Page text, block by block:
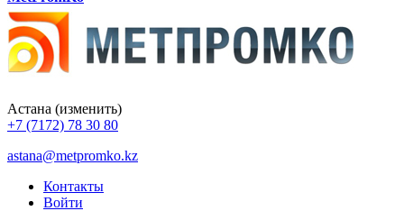
Астана (изменить)
+7 (7172) 78 30 80
astana@metpromko.kz
Контакты
Войти